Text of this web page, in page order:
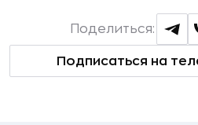
Подписаться на
Поделиться: